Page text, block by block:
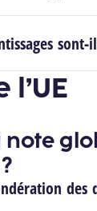
sont-
des